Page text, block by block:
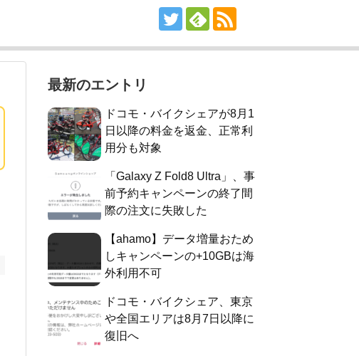
最新のエントリ
ドコモ・バイクシェアが8月1
日以降の料金を返金、正常利
用分も対象
「Galaxy Z Fold8 Ultra」、事
前予約キャンペーンの終了間
際の注文に失敗した
【ahamo】データ増量おため
しキャンペーンの+10GBは海
外利用不可
ドコモ・バイクシェア、東京
や全国エリアは8月7日以降に
復旧へ